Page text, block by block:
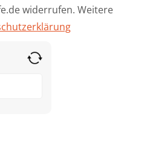
widerrufen. Weitere